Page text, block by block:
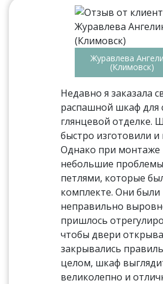
Журавлева
(Климовск)
Недавно я заказала
распашной шкаф для
глянцевой отделке.
быстро изготовили и
Однако при монтаже
небольшие
петлями, которые
комплекте. Они были
неправильно
пришлось
чтобы двери
закрывались
целом, шкаф
великолепно и